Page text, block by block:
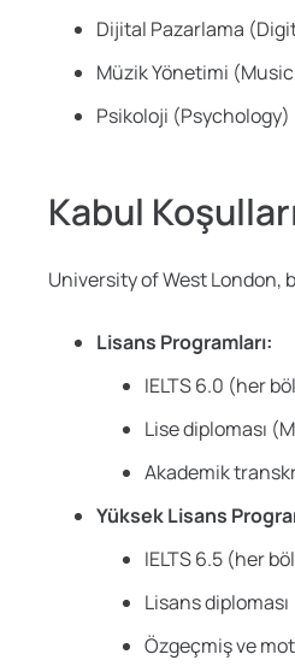
Dijital Pazarlama
Müzik Yönetimi
Psikoloji (Psychology)
Kabul
University of West London,
Lisans Programları:
IELTS 6.0 (her
Lise diploması
Akademik
Yüksek Lisans
IELTS 6.5 (her
Lisans
Özgeçmiş ve